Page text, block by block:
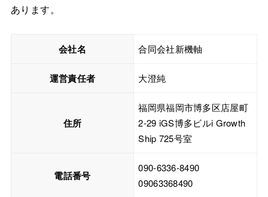
あります。
会社名 合同会社新機軸
運営責任者 大澄純
住所
福岡県福岡市博多区店屋町
2-29 iGS博多ビルi Growth
Ship 725号室
電話番号
090-6336-8490
09063368490